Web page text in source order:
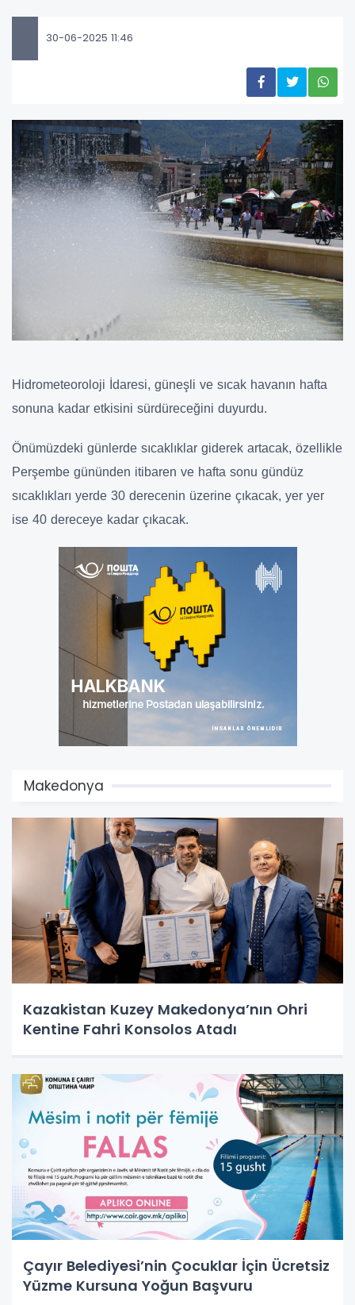
30-06-2025 11:46
Hidrometeoroloji İdaresi, güneşli ve sıcak havanın hafta
sonuna kadar etkisini sürdüreceğini duyurdu.
Önümüzdeki günlerde sıcaklıklar giderek artacak, özellikle
Perşembe gününden itibaren ve hafta sonu gündüz
sıcaklıkları yerde 30 derecenin üzerine çıkacak, yer yer
ise 40 dereceye kadar çıkacak.
Makedonya
Kazakistan Kuzey Makedonya’nın Ohri
Kentine Fahri Konsolos Atadı
Çayır Belediyesi’nin Çocuklar İçin Ücretsiz
Yüzme Kursuna Yoğun Başvuru